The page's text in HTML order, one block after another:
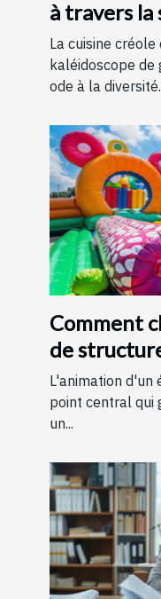
à travers la
La cuisine
kaléidoscope de
ode à la
Comment
de
votre
L'animation d'un
point central qui
un...